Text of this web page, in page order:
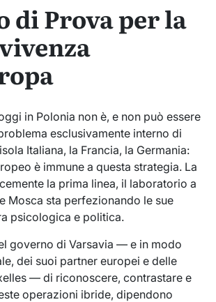
di Prova per la
in Polonia non è, e non può essere
esclusivamente interno di
Italiana, la Francia, la Germania:
è immune a questa strategia. La
la prima linea, il laboratorio a
Mosca sta perfezionando le sue
psicologica e politica.
governo di Varsavia — e in modo
dei suoi partner europei e delle
— di riconoscere, contrastare e
operazioni ibride, dipendono